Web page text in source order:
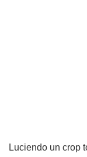
Luciendo un crop